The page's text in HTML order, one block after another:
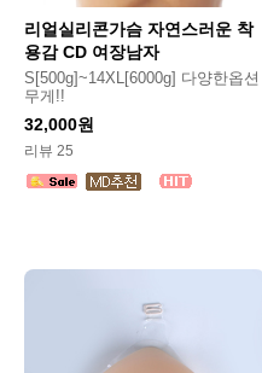
리얼실리콘가슴 자연스러운 착
용감 CD 여장남자
S[500g]~14XL[6000g] 다양한옵션
무게!!
32,000원
리뷰 25